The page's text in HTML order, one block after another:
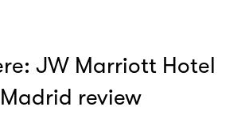
JW Marriott Hotel
Madrid review